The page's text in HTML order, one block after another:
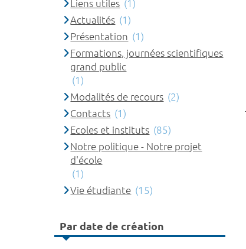
Liens utiles (1)
Actualités (1)
Présentation (1)
Formations, journées scientifiques
grand public
(1)
Modalités de recours (2)
Contacts (1)
Ecoles et instituts (85)
Notre politique - Notre projet
d'école
(1)
Vie étudiante (15)
Par date de création